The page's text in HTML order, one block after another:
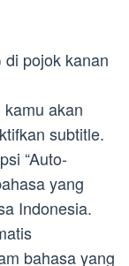
pojok kanan
kamu akan
subtitle.
“Auto-
yang
Indonesia.
bahasa yang